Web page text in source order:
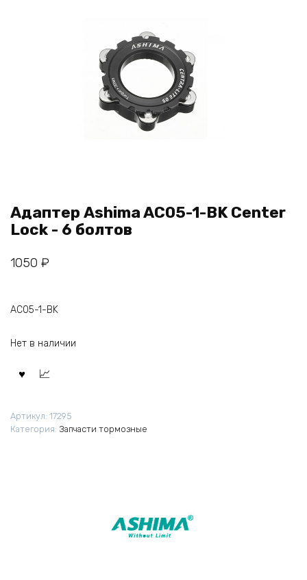
Адаптер Ashima AC05-1-BK Center
Lock - 6 болтов
1050 ₽
AC05-1-BK
Нет в наличии
Артикул: 17295
Категория: Запчасти тормозные